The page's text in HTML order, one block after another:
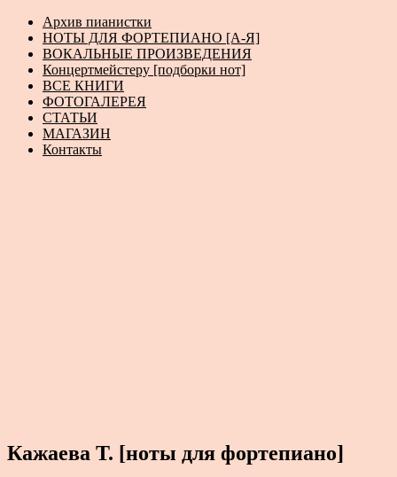
Архив пианистки
НОТЫ ДЛЯ ФОРТЕПИАНО [А-Я]
ВОКАЛЬНЫЕ ПРОИЗВЕДЕНИЯ
Концертмейстеру [подборки нот]
ВСЕ КНИГИ
ФОТОГАЛЕРЕЯ
СТАТЬИ
МАГАЗИН
Контакты
Кажаева Т. [ноты для фортепиано]